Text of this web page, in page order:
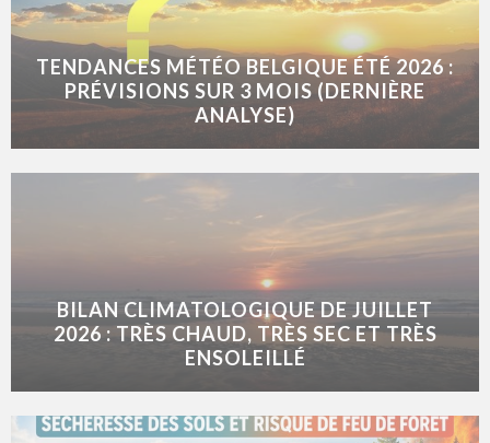
TENDANCES MÉTÉO BELGIQUE ÉTÉ 2026 :
PRÉVISIONS SUR 3 MOIS (DERNIÈRE
ANALYSE)
BILAN CLIMATOLOGIQUE DE JUILLET
2026 : TRÈS CHAUD, TRÈS SEC ET TRÈS
ENSOLEILLÉ